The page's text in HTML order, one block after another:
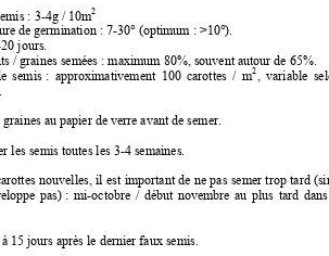
: 3-4g / 10m2
de germination : 7-30° (optimum : >10°).
jours.
/ graines semées : maximum 80%, souvent autour de 65%.
semis : approximativement 100 carottes / m2, variable
graines au papier de verre avant de semer.
les semis toutes les 3-4 semaines.
nouvelles, il est important de ne pas semer trop tard
pas) : mi-octobre / début novembre au plus tard
15 jours après le dernier faux semis.